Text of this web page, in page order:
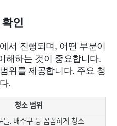
인
서 진행되며, 어떤 부분이
해하는 것이 중요합니다.
위를 제공합니다. 주요 청
.
청소 범위
틀, 배수구 등 꼼꼼하게 청소